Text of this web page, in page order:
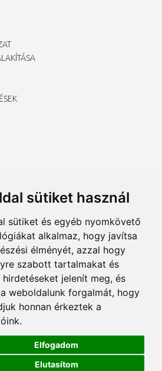
sütiket használ
sütiket és egyéb nyomkövető
alkalmaz, hogy javítsa
élményét, azzal hogy
szabott tartalmakat és
jelenít meg, és
weboldalunk forgalmát, hogy
honnan érkeztek a
Elfogadom
Elutasítom